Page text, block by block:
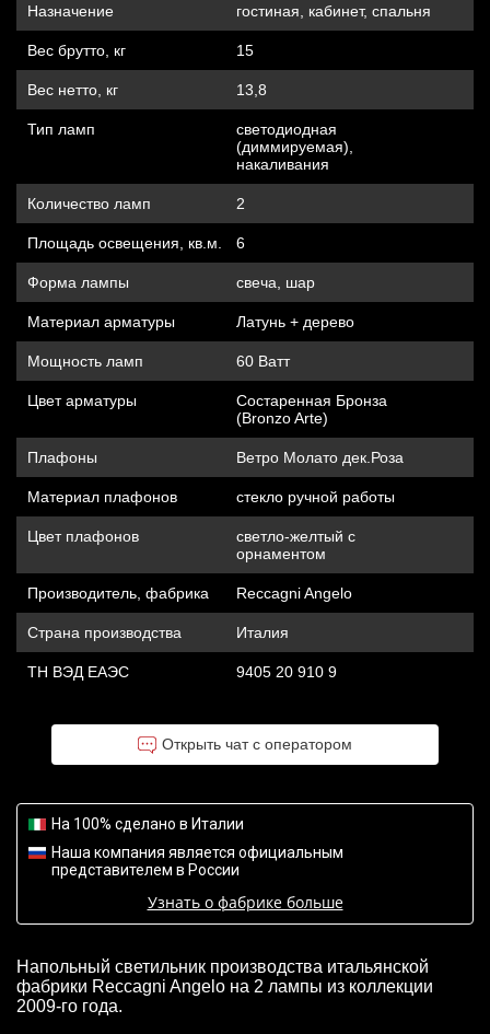
Назначение гостиная, кабинет, спальня
Вес брутто, кг 15
Вес нетто, кг 13,8
Тип ламп
cветодиодная
(диммируемая),
накаливания
Количество ламп 2
Площадь освещения, кв.м. 6
Форма лампы свеча, шар
Материал арматуры Латунь + дерево
Мощность ламп 60 Ватт
Цвет арматуры
Состаренная Бронза
(Bronzo Arte)
Плафоны Ветро Молато дек.Роза
Материал плафонов стекло ручной работы
Цвет плафонов
светло-желтый с
орнаментом
Производитель, фабрика Reccagni Angelo
Страна производства Италия
ТН ВЭД ЕАЭС 9405 20 910 9
Открыть чат с оператором
На 100% сделано в Италии
Наша компания является официальным
представителем в России
Узнать о фабрике больше
Напольный светильник производства итальянской
фабрики Reccagni Angelo на 2 лампы из коллекции
2009-го года.